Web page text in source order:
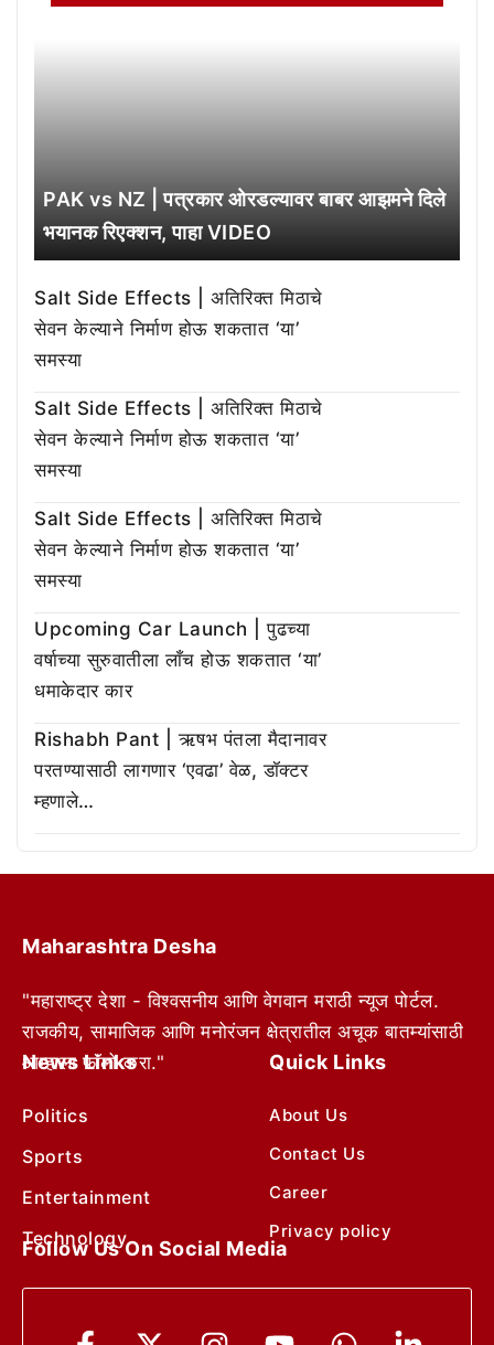
PAK vs NZ | पत्रकार ओरडल्यावर बाबर आझमने दिले
भयानक रिएक्शन, पाहा VIDEO
Salt Side Effects | अतिरिक्त मिठाचे
सेवन केल्याने निर्माण होऊ शकतात ‘या’
समस्या
Salt Side Effects | अतिरिक्त मिठाचे
सेवन केल्याने निर्माण होऊ शकतात ‘या’
समस्या
Salt Side Effects | अतिरिक्त मिठाचे
सेवन केल्याने निर्माण होऊ शकतात ‘या’
समस्या
Upcoming Car Launch | पुढच्या
वर्षाच्या सुरुवातीला लाँच होऊ शकतात ‘या’
धमाकेदार कार
Rishabh Pant | ऋषभ पंतला मैदानावर
परतण्यासाठी लागणार ‘एवढा’ वेळ, डॉक्टर
म्हणाले…
Maharashtra Desha
"महाराष्ट्र देशा - विश्वसनीय आणि वेगवान मराठी न्यूज पोर्टल.
राजकीय, सामाजिक आणि मनोरंजन क्षेत्रातील अचूक बातम्यांसाठी
आम्हाला फॉलो करा."
News Links
Politics
Sports
Entertainment
Technology
Quick Links
About Us
Contact Us
Career
Privacy policy
Follow Us On Social Media